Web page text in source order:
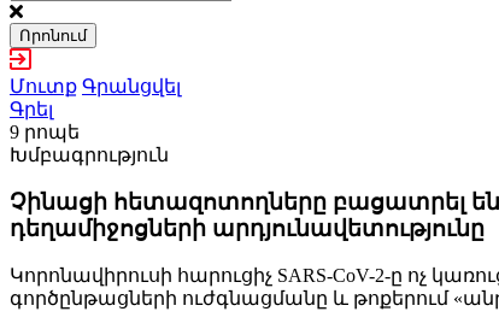
Որոնում
Մուտք Գրանցվել
Գրել
9 րոպե
Խմբագրություն
Չինացի հետազոտողները բացատրել
դեղամիջոցների արդյունավետությունը
Կորոնավիրուսի հարուցիչ SARS-CoV-2-ը ոչ
գործընթացների ուժգնացմանը և թոքերում